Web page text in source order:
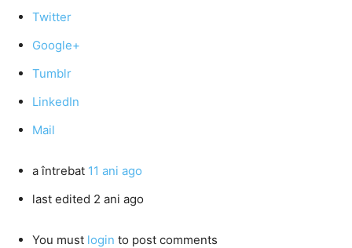
Twitter
Google+
Tumblr
LinkedIn
Mail
a întrebat 11 ani ago
last edited 2 ani ago
You must login to post comments